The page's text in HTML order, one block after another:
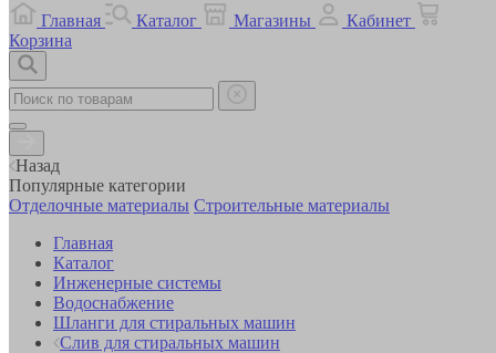
Главная
Каталог Магазины
Кабинет
Корзина
Назад
Популярные категории
Отделочные материалы Строительные материалы
Главная
Каталог
Инженерные системы
Водоснабжение
Шланги для стиральных машин
Слив для стиральных машин